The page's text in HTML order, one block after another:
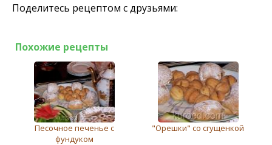
Поделитесь рецептом с друзьями:
Похожие рецепты
Песочное печенье с
фундуком
"Орешки" со сгущенкой